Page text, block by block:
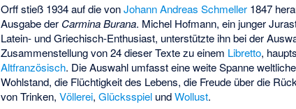
Orff stieß 1934 auf die vonJohann Andreas Schmeller 1847
Ausgabe der Carmina Burana. Michel Hofmann, ein junger
Latein- und Griechisch-Enthusiast, unterstützte ihn bei der
Zusammenstellung von 24 dieser Texte zu einem Libretto,
Altfranzösisch. Die Auswahl umfasst eine weite Spanne
Wohlstand, die Flüchtigkeit des Lebens, die Freude über die
von Trinken,Völlerei,Glücksspiel undWollust.